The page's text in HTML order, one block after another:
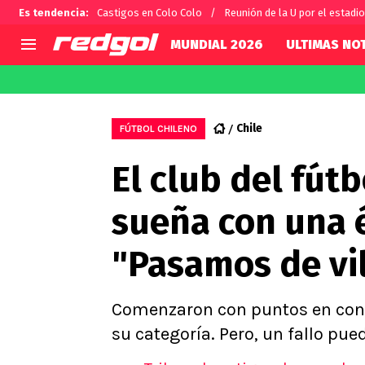
Es tendencia: Castigos en Colo Colo Reunión de la U por el estadio
Selección Chilena
U de Chile
U Católica
Campeonato Nacional
Primera B
Segunda División
Copa Chile
Supercopa Chile
Campeonato Femenino
Alexis
Carlos
MUNDIAL 2026 ULTIMAS
FÚTBOL CHILENO Chile
El club del
sueña con una
"Pasamos de
Comenzaron con puntos en
su categoría. Pero, un fallo